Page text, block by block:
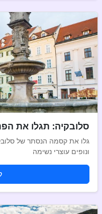
סלובקיה: תגלו את
גלו את קסמה הנסתר של
ונופים עוצרי נשימה